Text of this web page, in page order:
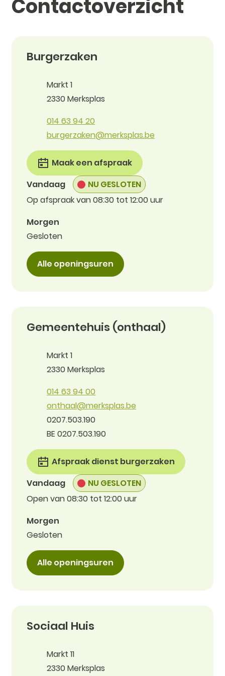
Contactoverzicht
Contact
Burgerzaken
AdresMarkt 1
,2330Merksplas
014 63 94 20
E-mailburgerzaken@merksplas.be
Maak een afspraak
Vandaag
NU GESLOTEN
Op afspraak van08:30 tot 12:00uur
Morgen
Gesloten
Alle openingsuren Burgerzaken
Contact
Gemeentehuis (onthaal)
AdresMarkt 1
,2330Merksplas
014 63 94 00
E-mailonthaal@merksplas.be
Ondernemingsnummer
0207.503.190
BTW nr.BE 0207.503.190
Afspraak dienst burgerzaken
Vandaag
NU GESLOTEN
Open van08:30 tot 12:00uur
Morgen
Gesloten
Alle openingsuren Gemeentehuis (onthaal)
Contact
Sociaal Huis
AdresMarkt 11
,2330Merksplas